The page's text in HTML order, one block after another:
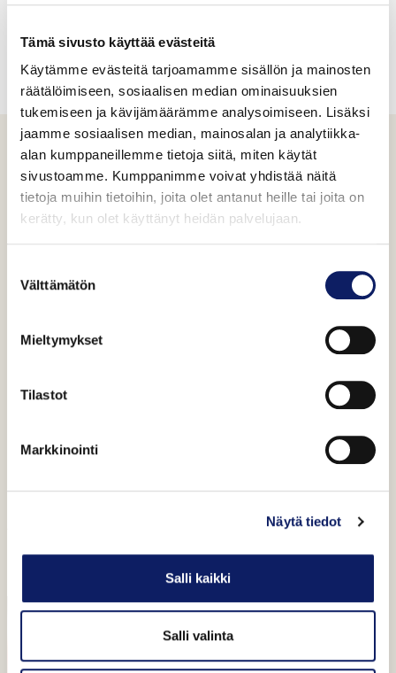
Tämä sivusto käyttää evästeitä
Käytämme evästeitä tarjoamamme sisällön ja mainosten
räätälöimiseen, sosiaalisen median ominaisuuksien
tukemiseen ja kävijämäärämme analysoimiseen. Lisäksi
jaamme sosiaalisen median, mainosalan ja analytiikka-
alan kumppaneillemme tietoja siitä, miten käytät
sivustoamme. Kumppanimme voivat yhdistää näitä
tietoja muihin tietoihin, joita olet antanut heille tai joita on
kerätty, kun olet käyttänyt heidän palvelujaan.
valinta
Välttämätön
Mieltymykset
Tilastot
Markkinointi
Näytä tiedot
Salli kaikki
Salli valinta
Makupaloja sivuiltamme
valintoja ja valitsemaan omaan ruokavalioon sopivaa
ruokaa.